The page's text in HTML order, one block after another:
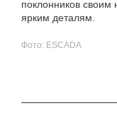
поклонников
ярким деталям.
Фото: ESCADA